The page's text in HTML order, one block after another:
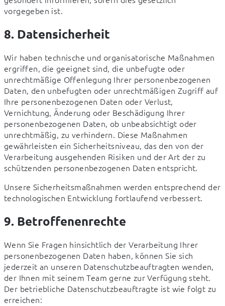
vorgegeben ist.
8. Datensicherheit
Wir haben technische und organisatorische Maßnahmen
ergriffen, die geeignet sind, die unbefugte oder
unrechtmäßige Offenlegung Ihrer personenbezogenen
Daten, den unbefugten oder unrechtmäßigen Zugriff auf
Ihre personenbezogenen Daten oder Verlust,
Vernichtung, Änderung oder Beschädigung Ihrer
personenbezogenen Daten, ob unbeabsichtigt oder
unrechtmäßig, zu verhindern. Diese Maßnahmen
gewährleisten ein Sicherheitsniveau, das den von der
Verarbeitung ausgehenden Risiken und der Art der zu
schützenden personenbezogenen Daten entspricht.
Unsere Sicherheitsmaßnahmen werden entsprechend der
technologischen Entwicklung fortlaufend verbessert.
9. Betroffenenrechte
Wenn Sie Fragen hinsichtlich der Verarbeitung Ihrer
personenbezogenen Daten haben, können Sie sich
jederzeit an unseren Datenschutzbeauftragten wenden,
der Ihnen mit seinem Team gerne zur Verfügung steht.
Der betriebliche Datenschutzbeauftragte ist wie folgt zu
erreichen: